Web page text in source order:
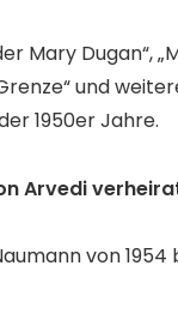
Mary Dugan“,
und
1950er Jahre.
Arvedi
von 1954